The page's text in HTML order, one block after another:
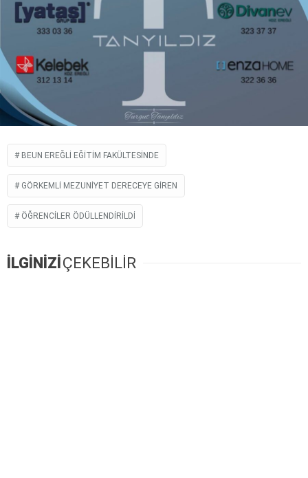
BEUN EREĞLI EĞITIM FAKÜLTESINDE
GÖRKEMLI MEZUNIYET DERECEYE GIREN
ÖĞRENCILER ÖDÜLLENDIRILDI
İLGİNİZİÇEKEBİLİR